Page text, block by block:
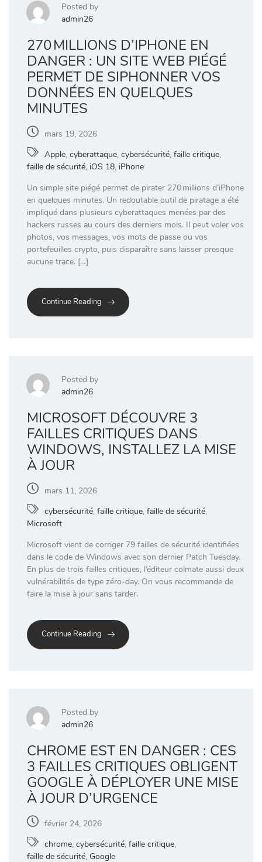
Posted by
admin26
270 MILLIONS D’IPHONE EN
DANGER : UN SITE WEB PIÉGÉ
PERMET DE SIPHONNER VOS
DONNÉES EN QUELQUES
MINUTES
mars 19, 2026
Apple, cyberattaque, cybersécurité, faille critique,
faille de sécurité, iOS 18, iPhone
Un simple site piégé permet de pirater 270 millions d’iPhone
en quelques minutes. Un redoutable outil de piratage a été
impliqué dans plusieurs cyberattaques menées par des
hackers russes au cours des derniers mois. Il peut voler vos
photos, vos messages, vos mots de passe ou vos
portefeuilles crypto, puis disparaître sans laisser presque
aucune trace. […]
Continue Reading
Posted by
admin26
MICROSOFT DÉCOUVRE 3
FAILLES CRITIQUES DANS
WINDOWS, INSTALLEZ LA MISE
À JOUR
mars 11, 2026
cybersécurité, faille critique, faille de sécurité,
Microsoft
Microsoft vient de corriger 79 failles de sécurité identifiées
dans le code de Windows avec son dernier Patch Tuesday.
En plus de trois failles critiques, l’éditeur colmate aussi deux
vulnérabilités de type zéro-day. On vous recommande de
faire la mise à jour sans tarder.
Continue Reading
Posted by
admin26
CHROME EST EN DANGER : CES
3 FAILLES CRITIQUES OBLIGENT
GOOGLE À DÉPLOYER UNE MISE
À JOUR D’URGENCE
février 24, 2026
chrome, cybersécurité, faille critique,
faille de sécurité, Google